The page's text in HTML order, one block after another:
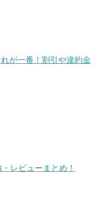
が一番！割引や違約金
レビューまとめ！